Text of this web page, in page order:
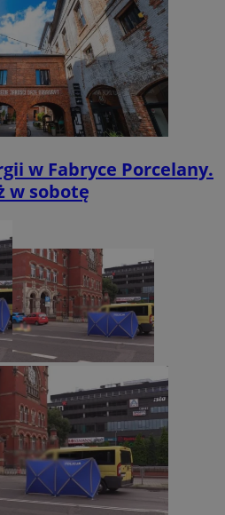
w Fabryce Porcelany.
w sobotę